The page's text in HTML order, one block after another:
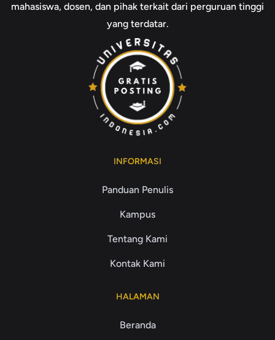
mahasiswa, dosen, dan pihak terkait dari perguruan tinggi
yang terdatar.
INFORMASI
Panduan Penulis
Kampus
Tentang Kami
Kontak Kami
HALAMAN
Beranda